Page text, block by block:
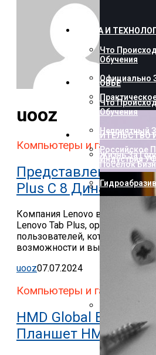
Как
НАУКА И
Что
Обучения
Официально
Насколько
ЗДОРОВЬЕ
Что
Обучения
Неприятный
Российское
Индустрия
СТРОИТЕЛЬСТВО
Жизнь За
Посёлок
uooz
Компьютеры и гаджеты
Представлен
Plus С 8
Компания Lenovo выпустила
Lenovo Tab Plus,
пользователей, которые
возможности и высокое
uooz07.07.2024
Компьютеры и гаджеты
HMD Global
Планшет HMD Tab